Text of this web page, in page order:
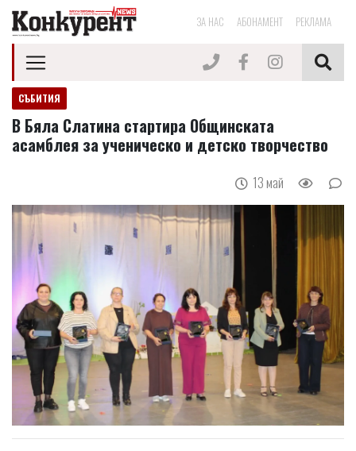
ЗА НАС АБОНАМЕНТ РЕКЛАМА
СЪБИТИЯ
В Бяла Слатина стартира Общинската
асамблея за ученическо и детско творчество
13 май